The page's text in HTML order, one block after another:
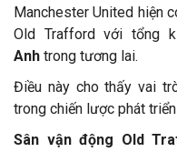
Manchester United hiện
Old Trafford với tổng
Anh trong tương lai.
Điều này cho thấy vai
trong chiến lược phát
Sân vận động Old